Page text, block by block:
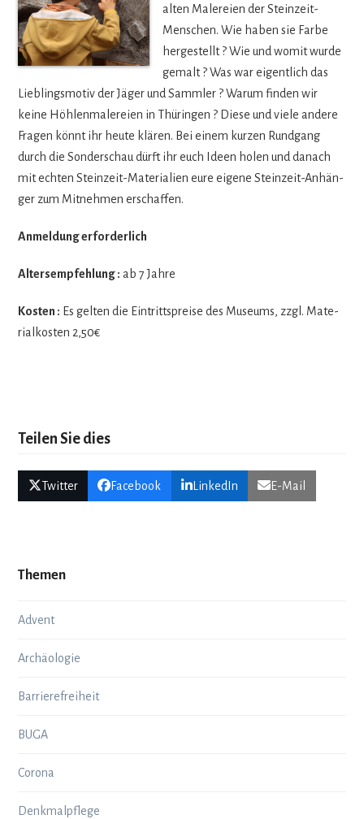
alten Male­reien der Stein­zeit-
Men­schen. Wie haben sie Farbe
her­ge­stellt ? Wie und womit wurde
gemalt ? Was war eigent­lich das
Lieb­lings­mo­tiv der Jäger und Samm­ler ? Warum fin­den wir
keine Höh­len­ma­le­reien in Thü­rin­gen ? Diese und viele andere
Fra­gen könnt ihr heute klä­ren. Bei einem kur­zen Rund­gang
durch die Son­der­schau dürft ihr euch Ideen holen und danach
mit ech­ten Stein­zeit-Mate­ria­lien eure eigene Stein­zeit-Anhän­
ger zum Mit­neh­men erschaffen.
Anmel­dung erforderlich
Alters­emp­feh­lung : ab 7 Jahre
Kos­ten : Es gel­ten die Ein­tritts­preise des Muse­ums, zzgl. Mate­
ri­al­kos­ten 2,50€
Teilen Sie dies
Twitter Facebook LinkedIn E-Mail
Themen
Advent
Archäologie
Barrierefreiheit
BUGA
Corona
Denkmalpflege